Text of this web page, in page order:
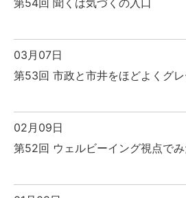
第54回 聞くは気づくの入口
03月07日
第53回 市政と市井をほどよくグレ
02月09日
第52回 ウェルビーイング視点で